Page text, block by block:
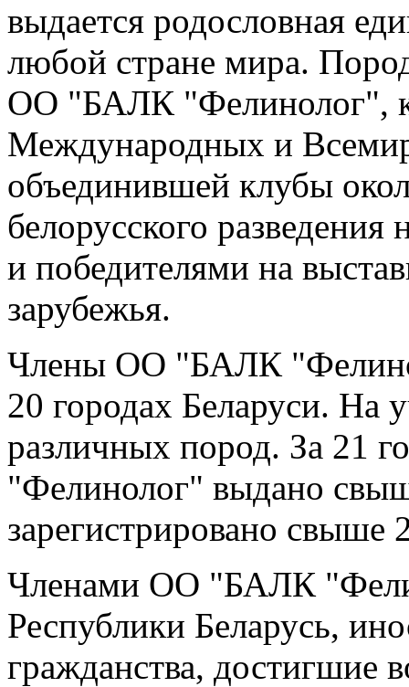
выдается родословная
любой стране мира.
ОО "БАЛК "Фелинолог",
Международных и
объединившей клубы
белорусского
и победителями на
зарубежья.
Члены ОО "БАЛК
20 городах Беларуси. На
различных пород. За 21
"Фелинолог" выдано
зарегистрировано свыше
Членами ОО "БАЛК
Республики Беларусь,
гражданства, достигшие